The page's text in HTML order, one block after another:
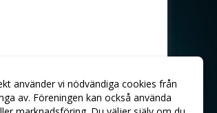
använder vi nödvändiga cookies från
av. Föreningen kan också använda